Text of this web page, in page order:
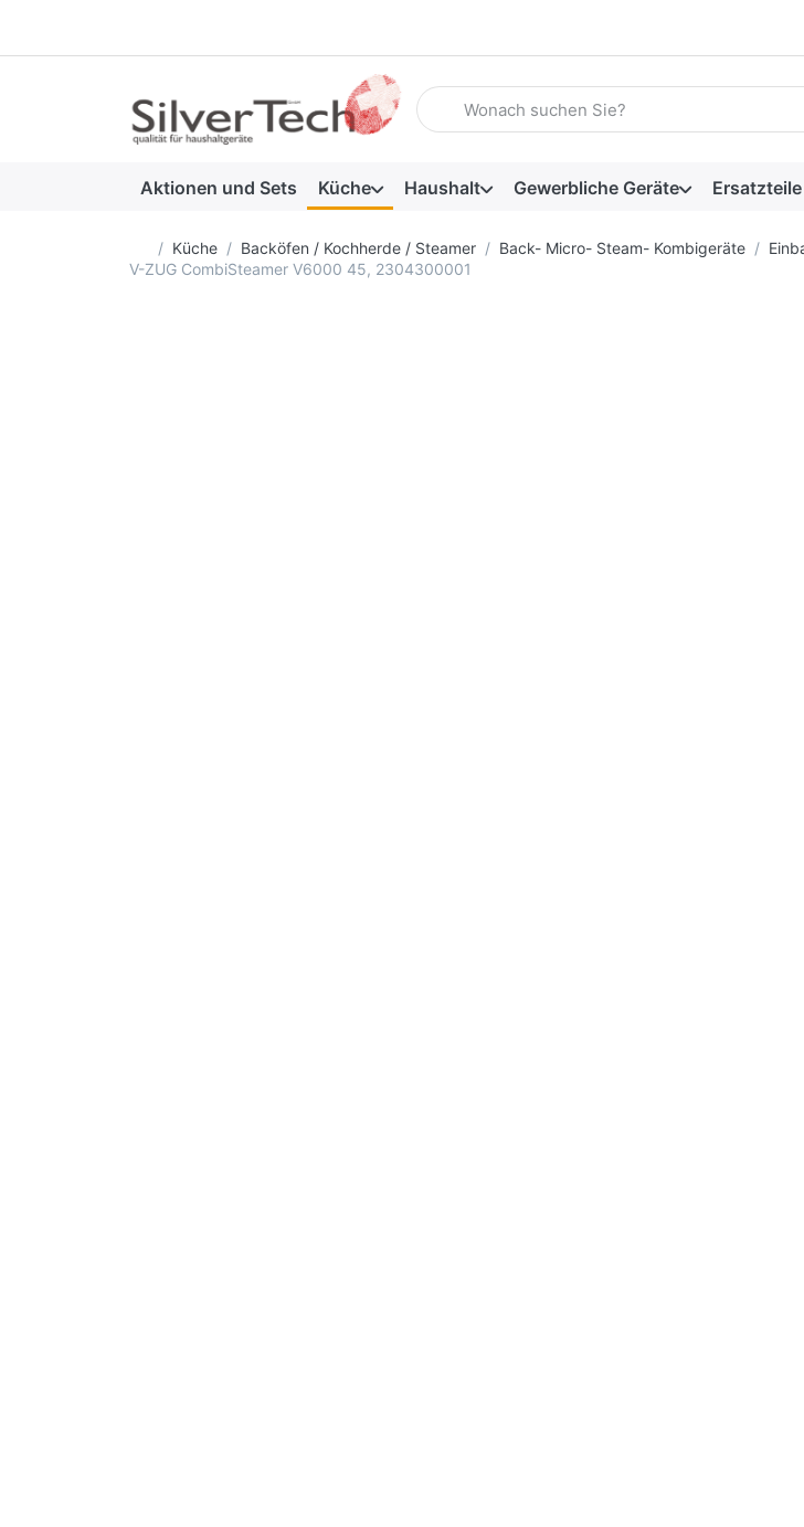
Geben Sie einen Suchbegriff ein. Während Sie
Aktionen und Sets Küche Haushalt Gewerbliche Geräte
Startseite
Küche Backöfen / Kochherde / Steamer Back- Micro- Steam- Kombigeräte
V-ZUG CombiSteamer V6000 45, 2304300001